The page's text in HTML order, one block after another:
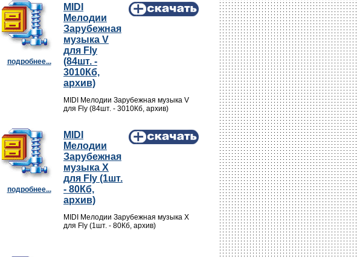
подробнее...
MIDI
Мелодии
Зарубежная
музыка V
для Fly
(84шт. -
3010Кб,
архив)
MIDI Мелодии Зарубежная музыка V
для Fly (84шт. - 3010Кб, архив)
подробнее...
MIDI
Мелодии
Зарубежная
музыка X
для Fly (1шт.
- 80Кб,
архив)
MIDI Мелодии Зарубежная музыка X
для Fly (1шт. - 80Кб, архив)